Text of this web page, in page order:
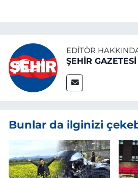
EDITÖR
ŞEHİR GAZETESİ
Bunlar da ilginizi